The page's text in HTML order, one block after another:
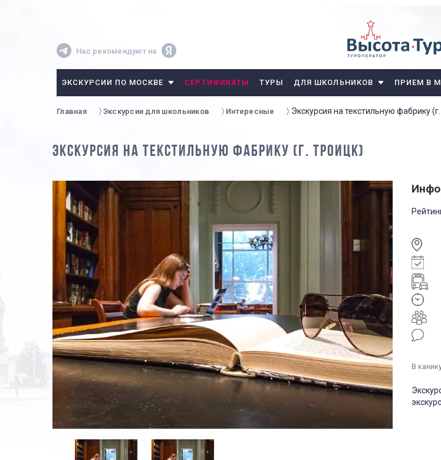
Нас рекомендуют на
ЭКСКУРСИИ ПО МОСКВЕ СЕРТИФИКАТЫ ТУРЫ ДЛЯ ШКОЛЬНИКОВ ПРИЕМ В
Главная Экскурсии для школьников Интересные Экскурсия на текстильную фабрику
ЭКСКУРСИЯ НА ТЕКСТИЛЬНУЮ ФАБРИКУ (Г. ТРОИЦК)
В